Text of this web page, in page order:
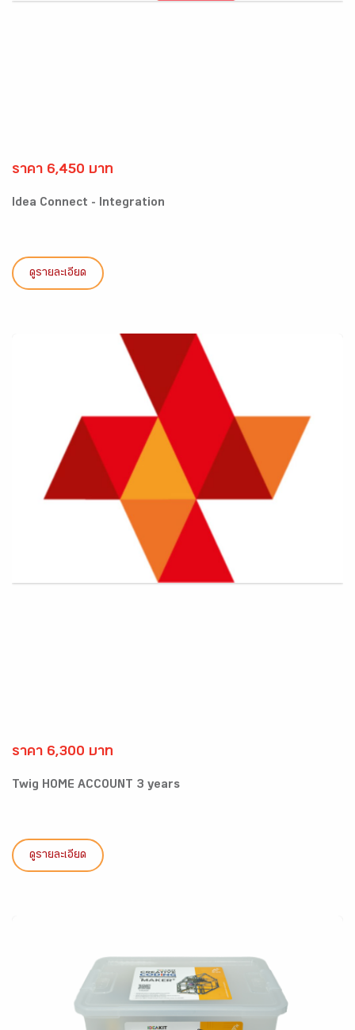
ราคา 6,450 บาท
Idea Connect - Integration
ดูรายละเอียด
ราคา 6,300 บาท
Twig HOME ACCOUNT 3 years
ดูรายละเอียด